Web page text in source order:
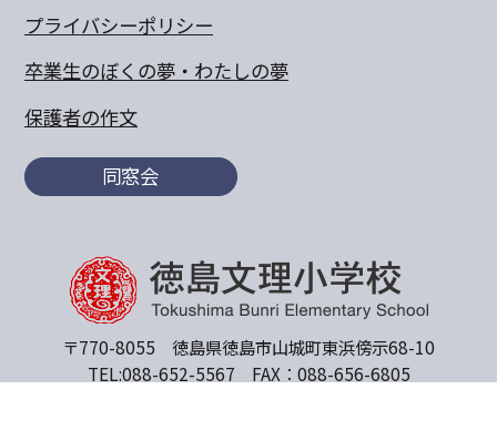
プライバシーポリシー
卒業生のぼくの夢・わたしの夢
保護者の作文
同窓会
〒770-8055 徳島県徳島市山城町東浜傍示68-10
TEL:088-652-5567 FAX：088-656-6805